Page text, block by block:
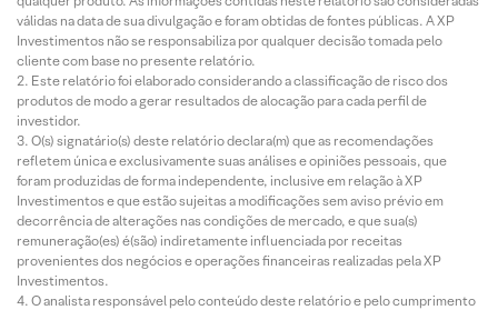
válidas na data de sua divulgação e foram obtidas de fontes públicas. A XP
Investimentos não se responsabiliza por qualquer decisão tomada pelo
cliente com base no presente relatório.
Este relatório foi elaborado considerando a classificação de risco dos
produtos de modo a gerar resultados de alocação para cada perfil de
investidor.
O(s) signatário(s) deste relatório declara(m) que as recomendações
refletem única e exclusivamente suas análises e opiniões pessoais, que
foram produzidas de forma independente, inclusive em relação à XP
Investimentos e que estão sujeitas a modificações sem aviso prévio em
decorrência de alterações nas condições de mercado, e que sua(s)
remuneração(es) é(são) indiretamente influenciada por receitas
provenientes dos negócios e operações financeiras realizadas pela XP
Investimentos.
O analista responsável pelo conteúdo deste relatório e pelo cumprimento